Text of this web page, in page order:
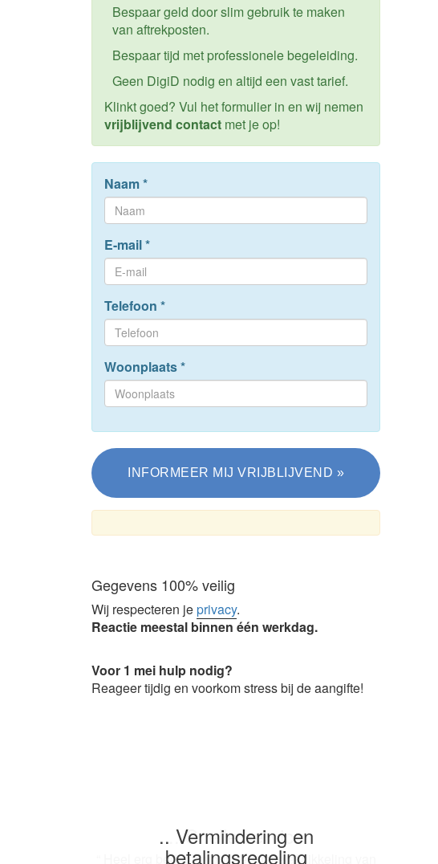
Bespaar geld door slim gebruik te maken
van aftrekposten.
Bespaar tijd met professionele begeleiding.
Geen DigiD nodig en altijd een vast tarief.
Klinkt goed? Vul het formulier in en wij nemen
vrijblijvend contact met je op!
Naam*
E-mail*
Telefoon *
Woonplaats*
Gegevens 100% veilig
Wij respecteren jeprivacy.
Reactie meestal binnen één werkdag.
Voor 1 mei hulp nodig?
Reageer tijdig en voorkom stress bij de aangifte!
.. Vermindering en
betalingsregeling
.. Snelle service
“ Heel erg bedankt voor de snelle afwikkeling van